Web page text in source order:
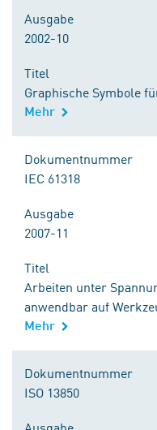
Ausgabe
2002-10
Titel
Graphische Symbole
Mehr
Dokumentnummer
IEC 61318
Ausgabe
2007-11
Titel
Arbeiten unter
anwendbar auf
Mehr
Dokumentnummer
ISO 13850